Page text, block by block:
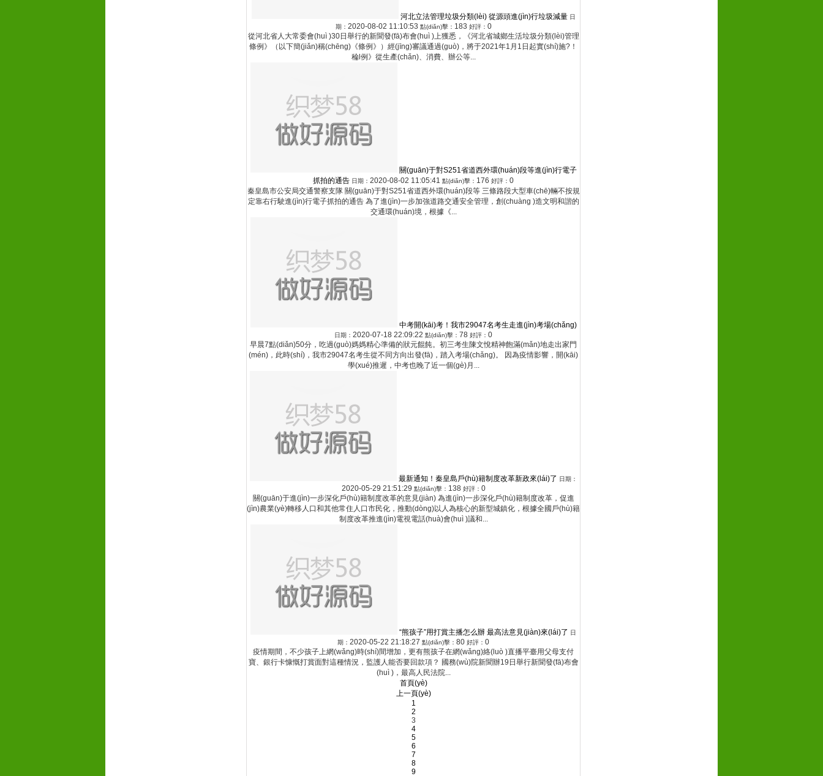
河北立法管理垃圾分類(lèi) 從源頭進(jìn)行垃圾減量 日
期： 2020-08-02 11:10:53 點(diǎn)擊： 183 好評： 0
從河北省人大常委會(huì )30日舉行的新聞發(fā)布會(huì )上獲悉，《河北省城鄉生活垃圾分類(lèi)管理
條例》（以下簡(jiǎn)稱(chēng)《條例》）經(jīng)審議通過(guò)，將于2021年1月1日起實(shí)施?！
稐l例》從生產(chǎn)、消費、辦公等...
關(guān)于對S251省道西外環(huán)段等進(jìn)行電子
抓拍的通告 日期： 2020-08-02 11:05:41 點(diǎn)擊： 176 好評： 0
秦皇島市公安局交通警察支隊 關(guān)于對S251省道西外環(huán)段等 三條路段大型車(chē)輛不按規
定靠右行駛進(jìn)行電子抓拍的通告 為了進(jìn)一步加強道路交通安全管理，創(chuàng )造文明和諧的
交通環(huán)境，根據《...
中考開(kāi)考！我市29047名考生走進(jìn)考場(chǎng)
日期： 2020-07-18 22:09:22 點(diǎn)擊： 78 好評： 0
早晨7點(diǎn)50分，吃過(guò)媽媽精心準備的狀元餛飩。初三考生陳文悅精神飽滿(mǎn)地走出家門
(mén)，此時(shí)，我市29047名考生從不同方向出發(fā)，踏入考場(chǎng)。 因為疫情影響，開(kāi)
學(xué)推遲，中考也晚了近一個(gè)月...
最新通知！秦皇島戶(hù)籍制度改革新政來(lái)了 日期：
2020-05-29 21:51:29 點(diǎn)擊： 138 好評： 0
關(guān)于進(jìn)一步深化戶(hù)籍制度改革的意見(jiàn) 為進(jìn)一步深化戶(hù)籍制度改革，促進
(jìn)農業(yè)轉移人口和其他常住人口市民化，推動(dòng)以人為核心的新型城鎮化，根據全國戶(hù)籍
制度改革推進(jìn)電視電話(huà)會(huì )議和...
“熊孩子”用打賞主播怎么辦 最高法意見(jiàn)來(lái)了 日
期： 2020-05-22 21:18:27 點(diǎn)擊： 80 好評： 0
疫情期間，不少孩子上網(wǎng)時(shí)間增加，更有熊孩子在網(wǎng)絡(luò )直播平臺用父母支付
寶、銀行卡慷慨打賞面對這種情況，監護人能否要回款項？ 國務(wù)院新聞辦19日舉行新聞發(fā)布會
(huì )，最高人民法院...
首頁(yè)
上一頁(yè)
1
2
3
4
5
6
7
8
9